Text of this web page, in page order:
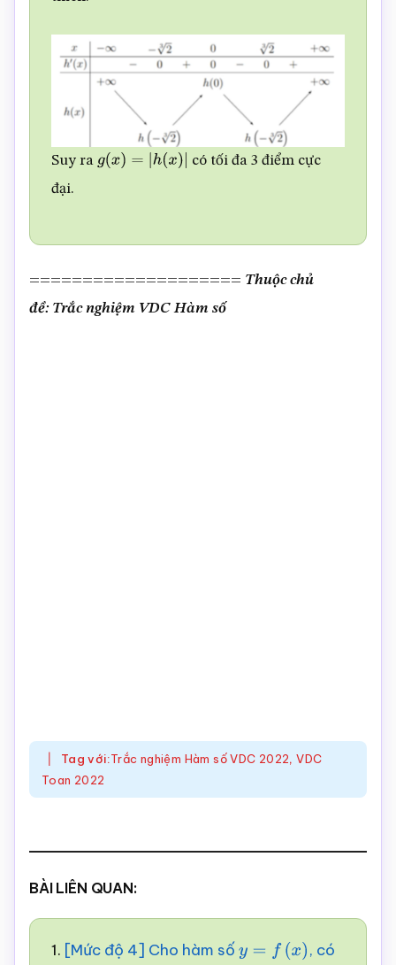
Suy ra g(x)= (x)|
có tối đa 3 điểm cực
đại.
==================== Thuộc chủ
đề: Trắc nghiệm VDC Hàm số
Tag với:Trắc nghiệm Hàm số VDC 2022,VDC
Toan 2022
BÀI LIÊN QUAN:
1. [Mức độ 4] Cho hàm số y =f( x )
, có